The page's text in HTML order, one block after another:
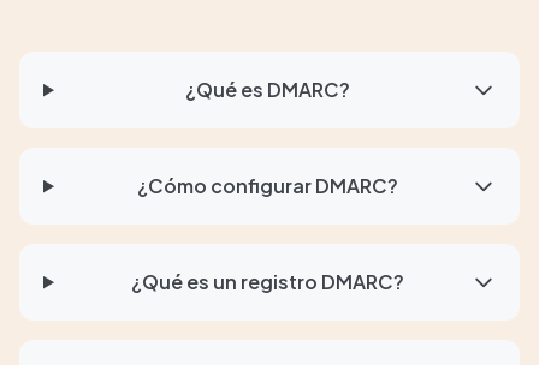
¿Qué es DMARC?
¿Cómo configurar DMARC?
¿Qué es un registro DMARC?